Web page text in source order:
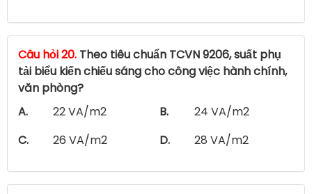
Câu hỏi 20. Theo tiêu chuẩn TCVN 9206, suất phụ
tải biểu kiến chiếu sáng cho công việc hành chính,
văn phòng?
A.
22 VA/m2 B.
24 VA/m2
C.
26 VA/m2 D. 28 VA/m2